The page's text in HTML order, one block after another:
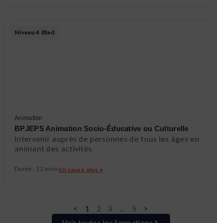
Niveau 4 (Bac)
Animation
BPJEPS Animation Socio-Éducative ou Culturelle
Intervenir auprès de personnes de tous les âges en
animant des activités.
Durée : 12 mois En savoir plus >
< 1 2 3 … 5
>